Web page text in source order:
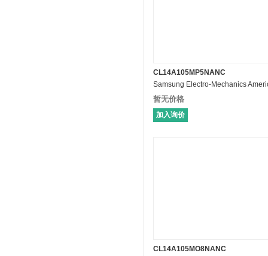
CL14A105MP5NANC
暂无价格
加入询价
CL14A105MO8NANC